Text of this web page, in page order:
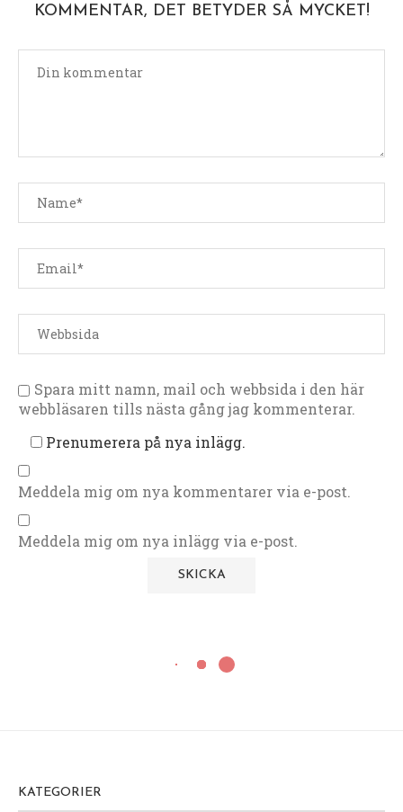
KOMMENTAR, DET BETYDER SÅ MYCKET!
Spara mitt namn, mail och webbsida i den här
webbläsaren tills nästa gång jag kommenterar.
Prenumerera på nya inlägg.
Meddela mig om nya kommentarer via e-post.
Meddela mig om nya inlägg via e-post.
KATEGORIER